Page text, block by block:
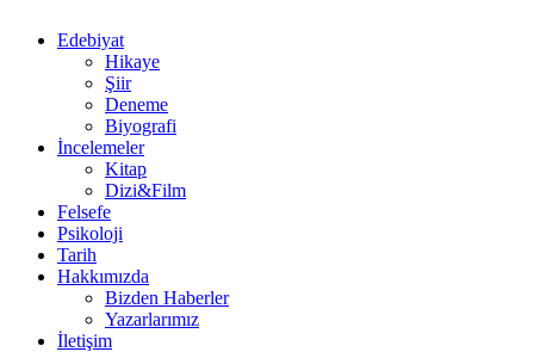
Edebiyat
Hikaye
Şiir
Deneme
Biyografi
İncelemeler
Kitap
Dizi&Film
Felsefe
Psikoloji
Tarih
Hakkımızda
Bizden Haberler
Yazarlarımız
İletişim